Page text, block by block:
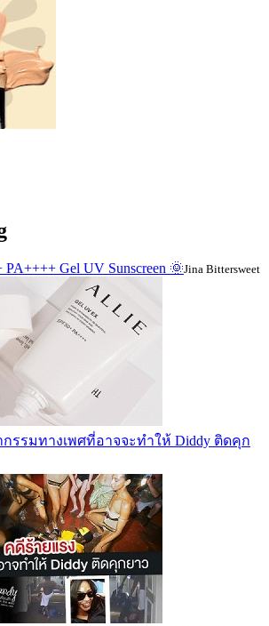
PA++++ Gel UV Sunscreen 🌞Jina Bittersweet
รรมทางเพศที่อาจจะทำให้ Diddy ติดคุก